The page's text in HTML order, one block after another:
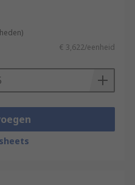
€ 3,622/eenheid